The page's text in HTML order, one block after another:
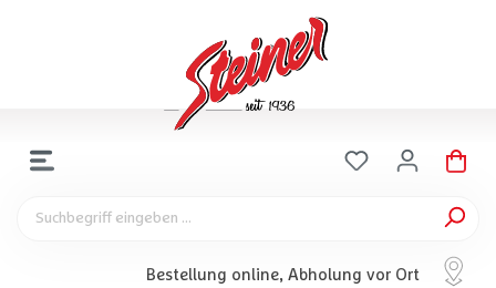
Bestellung online, Abholung vor Ort